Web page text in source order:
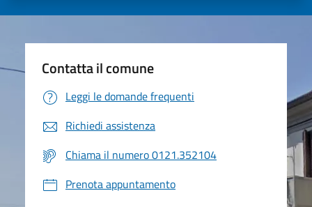
Contatta il comune
Leggi le domande frequenti
Richiedi assistenza
Chiama il numero 0121.352104
Prenota appuntamento